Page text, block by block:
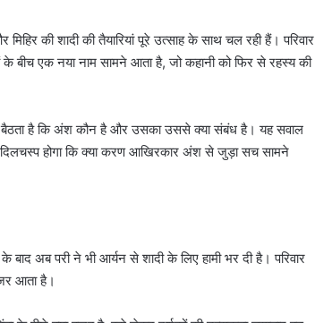
की शादी की तैयारियां पूरे उत्साह के साथ चल रही हैं। परिवार
एक नया नाम सामने आता है, जो कहानी को फिर से रहस्य की
बैठता है कि अंश कौन है और उसका उससे क्या संबंध है। यह सवाल
होगा कि क्या करण आखिरकार अंश से जुड़ा सच सामने
अब परी ने भी आर्यन से शादी के लिए हामी भर दी है। परिवार
आता है।